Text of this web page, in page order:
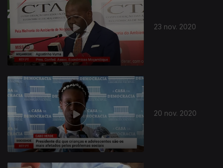
23 nov. 2020
20 nov. 2020